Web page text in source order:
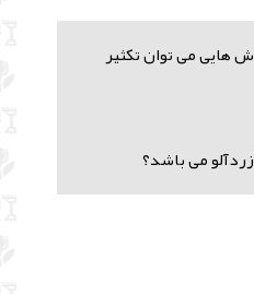
هایی می توان تکثیر
می باشد؟